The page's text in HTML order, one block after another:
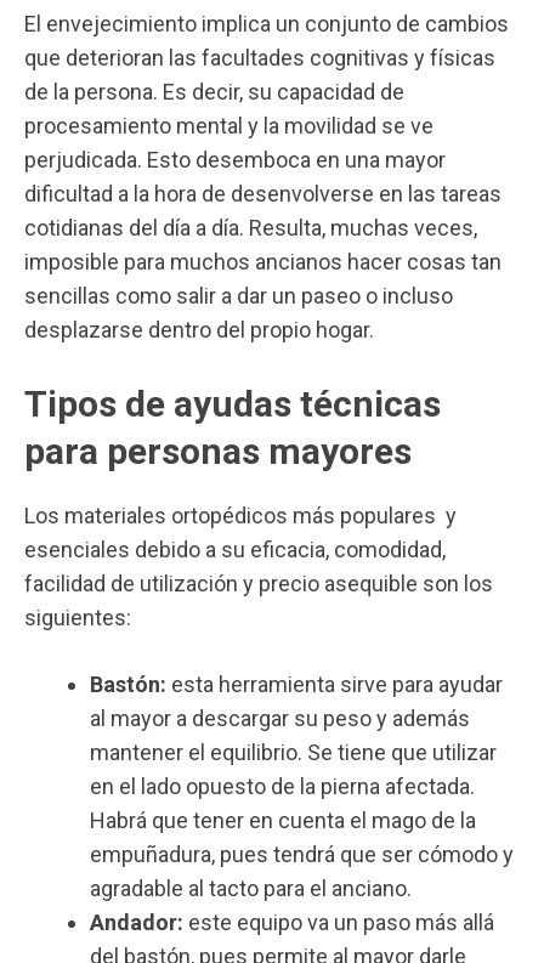
El envejecimiento implica un conjunto de cambios
que deterioran las facultades cognitivas y físicas
de la persona. Es decir, su capacidad de
procesamiento mental y la movilidad se ve
perjudicada. Esto desemboca en una mayor
dificultad a la hora de desenvolverse en las tareas
cotidianas del día a día. Resulta, muchas veces,
imposible para muchos ancianos hacer cosas tan
sencillas como salir a dar un paseo o incluso
desplazarse dentro del propio hogar.
Tipos de ayudas técnicas
para personas mayores
Los materiales ortopédicos más populares y
esenciales debido a su eficacia, comodidad,
facilidad de utilización y precio asequible son los
siguientes:
Bastón: esta herramienta sirve para ayudar
al mayor a descargar su peso y además
mantener el equilibrio. Se tiene que utilizar
en el lado opuesto de la pierna afectada.
Habrá que tener en cuenta el mago de la
empuñadura, pues tendrá que ser cómodo y
agradable al tacto para el anciano.
Andador: este equipo va un paso más allá
del bastón, pues permite al mayor darle